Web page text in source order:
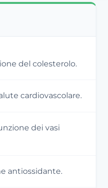
del colesterolo.
cardiovascolare.
dei vasi
antiossidante.